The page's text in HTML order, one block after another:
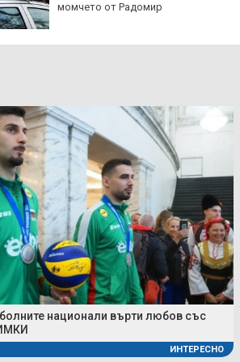
момчето от Радомир
национали върти любов със
ИНТЕРЕСНО